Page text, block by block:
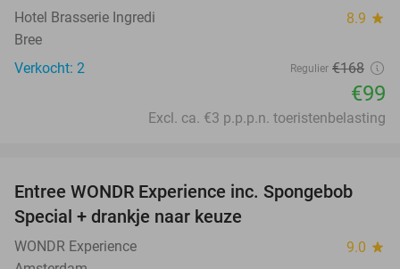
Hotel Brasserie Ingredi 8.9 star
Bree
Verkocht: 2
Regulier €168
€99
Excl. ca. €3 p.p.p.n. toeristenbelasting
27%
Entree WONDR Experience inc. Spongebob
Special + drankje naar keuze
WONDR Experience 9.0 star